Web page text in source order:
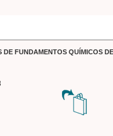
DE FUNDAMENTOS QUÍMICOS